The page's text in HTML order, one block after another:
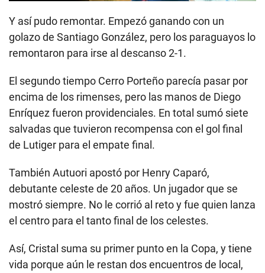
Y así pudo remontar. Empezó ganando con un
golazo de Santiago González, pero los paraguayos lo
remontaron para irse al descanso 2-1.
El segundo tiempo Cerro Porteño parecía pasar por
encima de los rimenses, pero las manos de Diego
Enríquez fueron providenciales. En total sumó siete
salvadas que tuvieron recompensa con el gol final
de Lutiger para el empate final.
También Autuori apostó por Henry Caparó,
debutante celeste de 20 años. Un jugador que se
mostró siempre. No le corrió al reto y fue quien lanza
el centro para el tanto final de los celestes.
Así, Cristal suma su primer punto en la Copa, y tiene
vida porque aún le restan dos encuentros de local,